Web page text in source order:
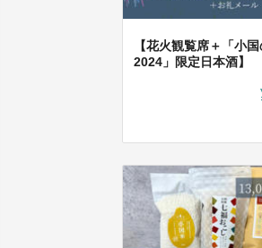
【花火観覧席＋「小
2024」限定日本酒】